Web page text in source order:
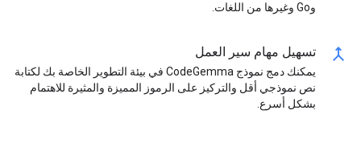
وGo وغيرها من اللغات.
merge تسهيل مهام سير العمل
يمكنك دمج نموذج CodeGemma في بيئة التطوير الخاصة بك لكتابة
نص نموذجي أقل والتركيز على الرموز المميزة والمثيرة للاهتمام
بشكل أسرع.